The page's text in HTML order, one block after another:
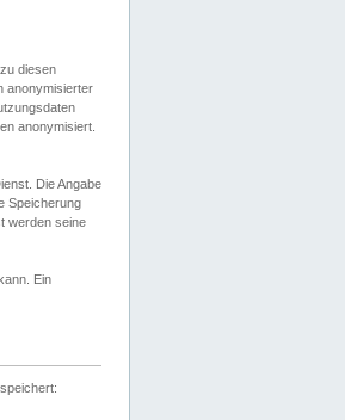
diesen
anonymisierter
anonymisiert.
Die Angabe
Speicherung
werden seine
Ein